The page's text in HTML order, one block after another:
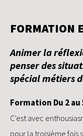
FORMATION
Animer la
penser des
spécial métiers
Formation Du 2
C’est avec
pour la troisième fois